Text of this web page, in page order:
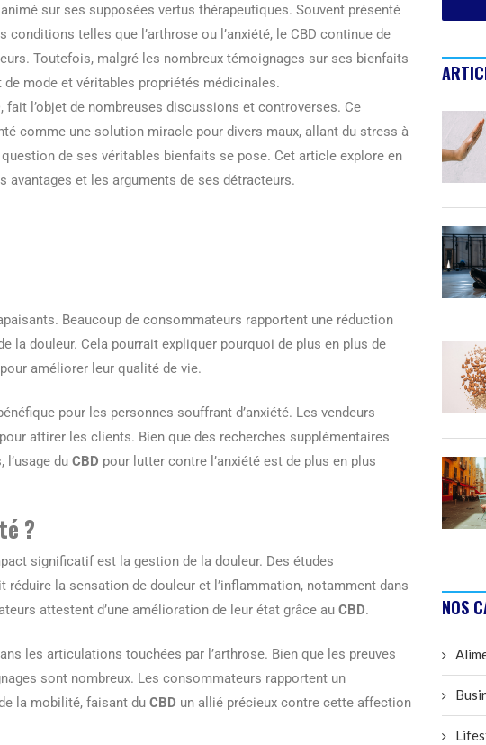
sur ses supposées vertus thérapeutiques. Souvent présenté
telles que l’arthrose ou l’anxiété, le CBD continue de
Toutefois, malgré les nombreux témoignages sur ses bienfaits
mode et véritables propriétés médicinales.
, fait l’objet de nombreuses discussions et controverses. Ce
comme une solution miracle pour divers maux, allant du stress à
question de ses véritables bienfaits se pose. Cet article explore en
avantages et les arguments de ses détracteurs.
Beaucoup de consommateurs rapportent une réduction
la douleur. Cela pourrait expliquer pourquoi de plus en plus de
améliorer leur qualité de vie.
pour les personnes souffrant d’anxiété. Les vendeurs
attirer les clients. Bien que des recherches supplémentaires
du CBD pour lutter contre l’anxiété est de plus en plus
?
significatif est la gestion de la douleur. Des études
la sensation de douleur et l’inflammation, notamment dans
attestent d’une amélioration de leur état grâce au CBD.
les articulations touchées par l’arthrose. Bien que les preuves
sont nombreux. Les consommateurs rapportent un
la mobilité, faisant du CBD un allié précieux contre cette affection
NOS